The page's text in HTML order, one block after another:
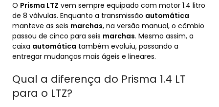
O Prisma LTZ vem sempre equipado com motor 1.4 litro
de 8 válvulas. Enquanto a transmissão automática
manteve as seis marchas, na versão manual, o câmbio
passou de cinco para seis marchas. Mesmo assim, a
caixa automática também evoluiu, passando a
entregar mudanças mais ágeis e lineares.
Qual a diferença do Prisma 1.4 LT
para o LTZ?